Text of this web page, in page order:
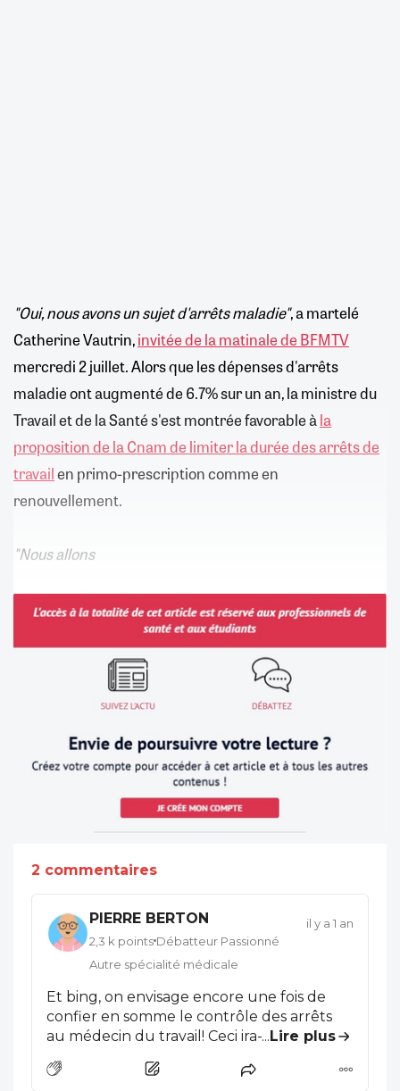
"Oui, nous avons un sujet d'arrêts maladie", a martelé
Catherine Vautrin,invitée de la matinale de BFMTV
mercredi 2 juillet. Alors que les dépenses d'arrêts
maladie ont augmenté de 6.7% sur un an, la ministre du
Travail et de la Santé s'est montrée favorable àla
proposition de la Cnam de limiter la durée des arrêts de
travailen primo-prescription comme en
renouvellement.
"Nous allons
2 commentaires
PIERRE BERTON
2,3 k points Débatteur Passionné
Autre spécialité médicale
il y a 1 an
Et bing, on envisage encore une fois de
confier en somme le contrôle des arrêts
au médecin du travail! Ceci ira-t-il jusque
rôle alors laissé aux médecins agréés?
... Lire plus